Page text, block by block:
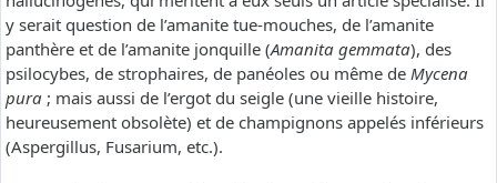
y serait question de l’amanite tue-mouches, de l’amanite
panthère et de l’amanite jonquille (Amanita gemmata), des
psilocybes, de strophaires, de panéoles ou même de Mycena
pura ; mais aussi de l’ergot du seigle (une vieille histoire,
heureusement obsolète) et de champignons appelés inférieurs
(Aspergillus, Fusarium, etc.).